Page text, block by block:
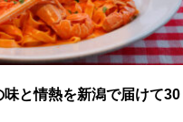
と情熱を新潟で届けて30